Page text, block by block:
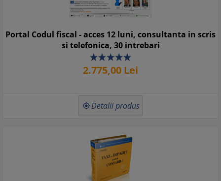
Portal Codul fiscal - acces 12 luni, consultanta in scris
si telefonica, 30 intrebari
2.775,00 Lei
 Detalii produs